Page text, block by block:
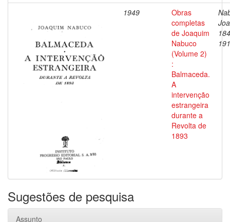
1949
Obras
completas
de Joaquim
Nabuco
(Volume 2)
:
Balmaceda.
A
intervenção
estrangeira
durante a
Revolta de
1893
Sugestões de pesquisa
Assunto